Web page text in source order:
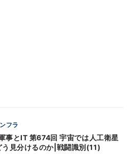
フラ
う見分けるのか|戦闘識別(11)